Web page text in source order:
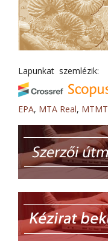
Lapunkat szemlézik:
EPA, MTA Real, MTMT